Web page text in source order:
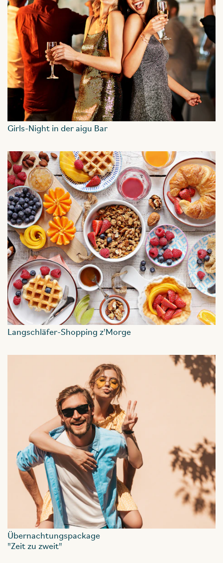
Girls-Night in der aigu Bar
Langschläfer-Shopping z'Morge
Übernachtungspackage
"Zeit zu zweit"